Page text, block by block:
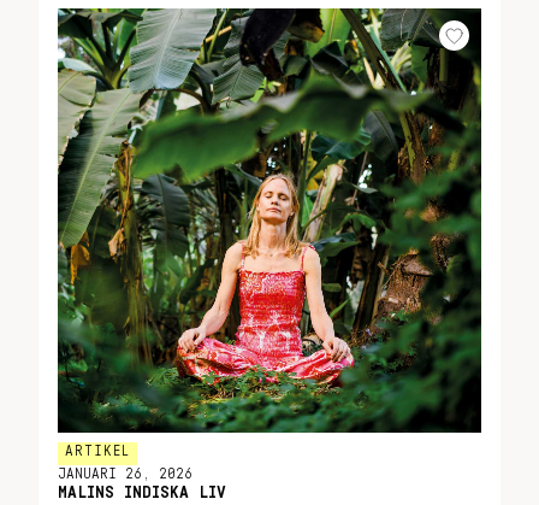
ARTIKEL
JANUARI 26, 2026
MALINS INDISKA LIV